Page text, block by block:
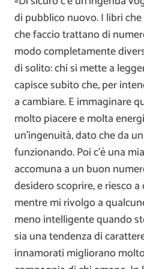
di pubblico nuovo. I libri
che faccio trattano di
modo completamente
di solito: chi si mette a
capisce subito che, per
a cambiare. E immaginare
molto piacere e molta
un’ingenuità, dato che da
funzionando. Poi c’è una
accomuna a un buon
desidero scoprire, e riesco
mentre mi rivolgo a
meno intelligente quando
sia una tendenza di
innamorati migliorano